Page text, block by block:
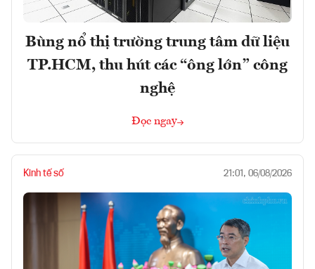
Bùng nổ thị trường trung tâm dữ liệu
TP.HCM, thu hút các “ông lớn” công
nghệ
Đọc ngay
Kinh tế số 21:01, 06/08/2026